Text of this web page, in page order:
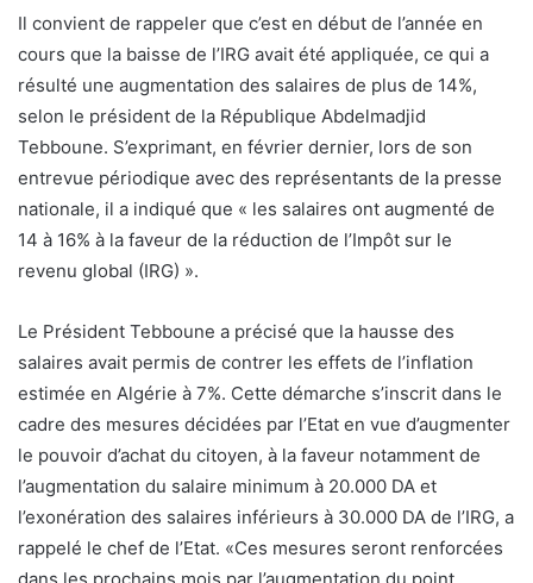
Il convient de rappeler que c’est en début de l’année en
cours que la baisse de l’IRG avait été appliquée, ce qui a
résulté une augmentation des salaires de plus de 14%,
selon le président de la République Abdelmadjid
Tebboune. S’exprimant, en février dernier, lors de son
entrevue périodique avec des représentants de la presse
nationale, il a indiqué que « les salaires ont augmenté de
14 à 16% à la faveur de la réduction de l’Impôt sur le
revenu global (IRG) ».
Le Président Tebboune a précisé que la hausse des
salaires avait permis de contrer les effets de l’inflation
estimée en Algérie à 7%. Cette démarche s’inscrit dans le
cadre des mesures décidées par l’Etat en vue d’augmenter
le pouvoir d’achat du citoyen, à la faveur notamment de
l’augmentation du salaire minimum à 20.000 DA et
l’exonération des salaires inférieurs à 30.000 DA de l’IRG, a
rappelé le chef de l’Etat. «Ces mesures seront renforcées
dans les prochains mois par l’augmentation du point